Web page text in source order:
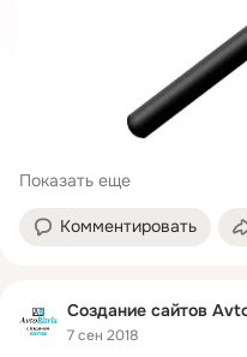
Показать еще
Комментировать
Создание сайтов
7 сен 2018